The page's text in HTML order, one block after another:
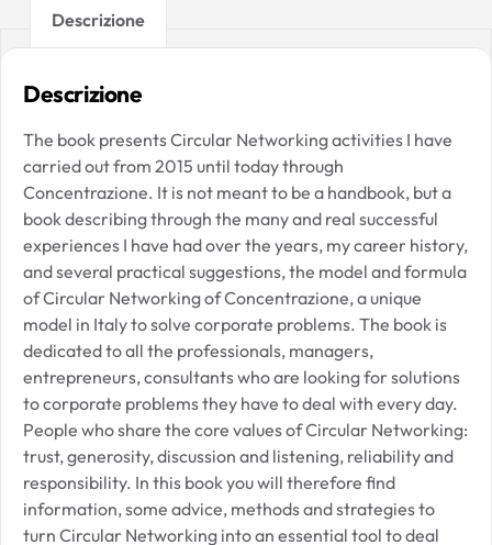
Descrizione
Descrizione
The book presents Circular Networking activities I have
carried out from 2015 until today through
Concentrazione. It is not meant to be a handbook, but a
book describing through the many and real successful
experiences I have had over the years, my career history,
and several practical suggestions, the model and formula
of Circular Networking of Concentrazione, a unique
model in Italy to solve corporate problems. The book is
dedicated to all the professionals, managers,
entrepreneurs, consultants who are looking for solutions
to corporate problems they have to deal with every day.
People who share the core values of Circular Networking:
trust, generosity, discussion and listening, reliability and
responsibility. In this book you will therefore find
information, some advice, methods and strategies to
turn Circular Networking into an essential tool to deal